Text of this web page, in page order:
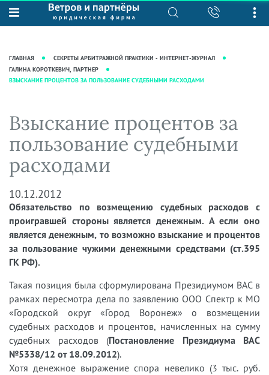
О нас
Рекомендации
фирмы
Кейсы
Вакансии
Юридические услуги
Интеллектуальная собственность
Сопровождение бизнеса
Ведение уголовных дел
Защита активов
База знаний
Журнал "Секреты арбитражной
практики"
Статьи
Аудиоподкасты
Видеоподкасты
Справочная
Вебинары и семинары
Прямые эфиры
ГЛАВНАЯ
СЕКРЕТЫ АРБИТРАЖНОЙ ПРАКТИКИ - ИНТЕРНЕТ-ЖУРНАЛ
ГАЛИНА КОРОТКЕВИЧ, ПАРТНЕР
ВЗЫСКАНИЕ ПРОЦЕНТОВ ЗА ПОЛЬЗОВАНИЕ СУДЕБНЫМИ РАСХОДАМИ
Взыскание процентов за
пользование судебными
расходами
10.12.2012
Обязательство по возмещению судебных расходов с
проигравшей стороны является денежным. А если оно
является денежным, то возможно взыскание и процентов
за пользование чужими денежными средствами (ст.395
ГК РФ).
Такая позиция была сформулирована Президиумом ВАС в
рамках пересмотра дела по заявлению ООО Спектр к МО
«Городской округ «Город Воронеж» о возмещении
судебных расходов и процентов, начисленных на сумму
судебных расходов (Постановление Президиума ВАС
№5338/12 от 18.09.2012).
Хотя денежное выражение спора невелико (3 тыс. руб.